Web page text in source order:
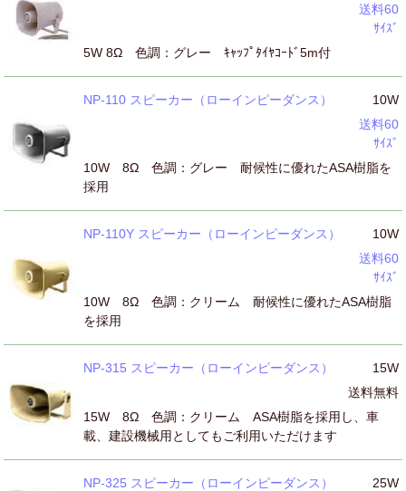
送料60
ｻｲｽﾞ
5W 8Ω 色調：グレー ｷｬｯﾌﾟﾀｲﾔｺｰﾄﾞ5m付
NP-110 スピーカー（ローインピーダンス）
10W
送料60
ｻｲｽﾞ
10W 8Ω 色調：グレー 耐候性に優れたASA樹脂を
採用
NP-110Y スピーカー（ローインピーダンス）
10W
送料60
ｻｲｽﾞ
10W 8Ω 色調：クリーム 耐候性に優れたASA樹脂
を採用
NP-315 スピーカー（ローインピーダンス）
15W
送料無料
15W 8Ω 色調：クリーム ASA樹脂を採用し、車
載、建設機械用としてもご利用いただけます
NP-325 スピーカー（ローインピーダンス）
25W